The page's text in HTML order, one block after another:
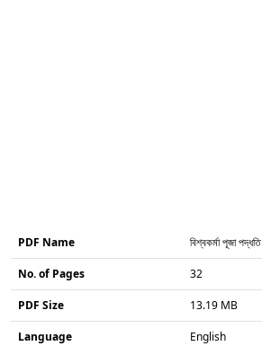
PDF Name বিশ্বকর্মা পূজা পদ্ধতি
No. of Pages 32
PDF Size 13.19 MB
Language English